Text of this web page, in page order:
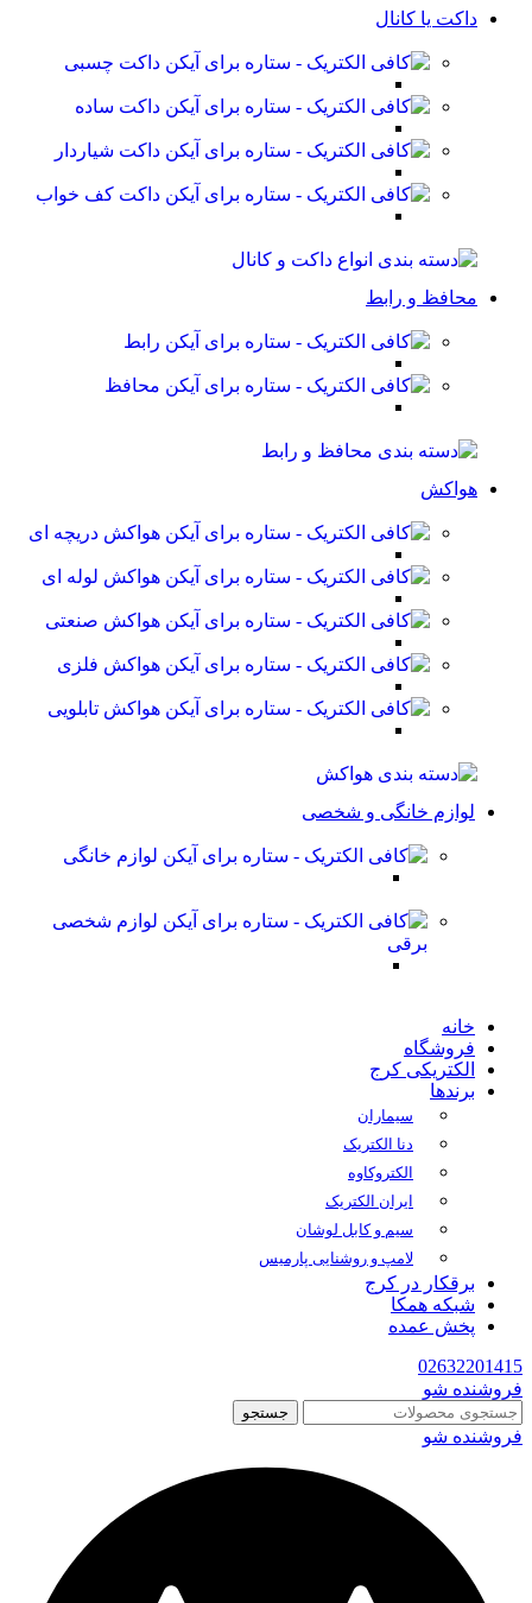
داکت یا کانال
داکت چسبی
داکت ساده
داکت شیاردار
داکت کف خواب
محافظ و رابط
رابط
محافظ
هواکش
هواکش دریچه ای
هواکش لوله ای
هواکش صنعتی
هواکش فلزی
هواکش تابلویی
لوازم خانگی و شخصی
لوازم خانگی
لوازم شخصی
برقی
خانه
فروشگاه
الکتریکی کرج
برندها
سیماران
دنا الکتریک
الکتروکاوه
ایران الکتریک
سیم و کابل لوشان
لامپ و روشنایی پارمیس
برقکار در کرج
شبکه همکا
پخش عمده
02632201415
فروشنده شو
جستجو
فروشنده شو